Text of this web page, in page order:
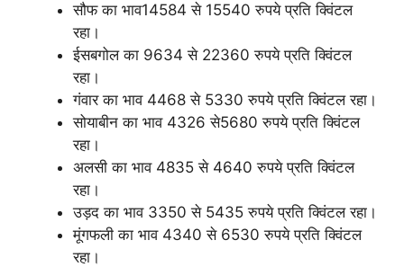
सौफ का भाव14584 से 15540 रुपये प्रति क्विंटल
रहा।
ईसबगोल का 9634 से 22360 रुपये प्रति क्विंटल
रहा।
गंवार का भाव 4468 से 5330 रुपये प्रति क्विंटल रहा।
सोयाबीन का भाव 4326 से5680 रुपये प्रति क्विंटल
रहा।
अलसी का भाव 4835 से 4640 रुपये प्रति क्विंटल
रहा।
उड़द का भाव 3350 से 5435 रुपये प्रति क्विंटल रहा।
मूंगफली का भाव 4340 से 6530 रुपये प्रति क्विंटल
रहा।